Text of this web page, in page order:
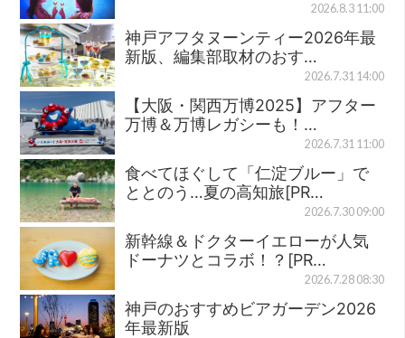
2026.8.3 11:00
神戸アフタヌーンティー2026年最
新版、編集部取材のおす…
2026.7.31 14:00
【大阪・関西万博2025】アフター
万博＆万博レガシーも！…
2026.7.31 11:00
食べてほぐして「仁淀ブルー」で
ととのう…夏の高知旅[PR…
2026.7.30 09:00
新幹線＆ドクターイエローが人気
ドーナツとコラボ！？[PR…
2026.7.28 08:30
神戸のおすすめビアガーデン2026
年最新版